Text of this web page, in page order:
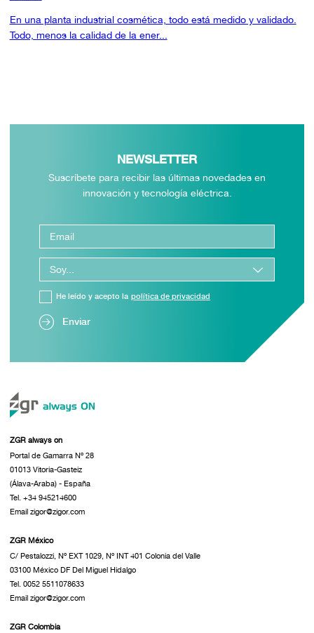
En una planta industrial cosmética, todo está medido y validado.
Todo, menos la calidad de la ener...
NEWSLETTER
Suscríbete para recibir las últimas novedades en
innovación y tecnología eléctrica.
Enviar
He leído y acepto la política de privacidad
ZGR always on
Portal de Gamarra Nº 28
01013 Vitoria-Gasteiz
(Álava-Araba) - España
Tel. +34 945214600
Email zigor@zigor.com
ZGR México
C/ Pestalozzi, Nº EXT 1029, Nº INT 401 Colonia del Valle
03100 México DF Del Miguel Hidalgo
Tel. 0052 5511078633
Email zigor@zigor.com
ZGR Colombia